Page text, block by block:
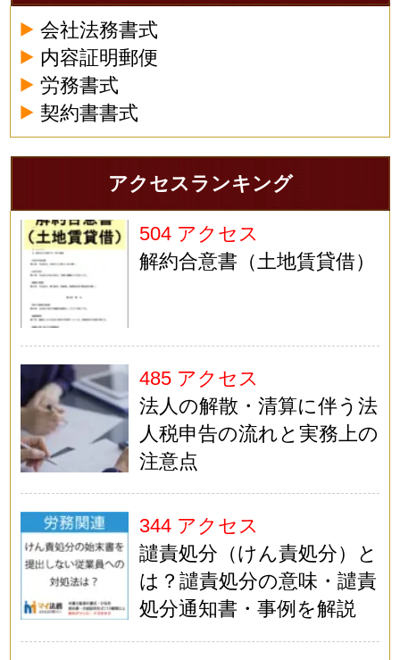
会社法務書式
内容証明郵便
労務書式
契約書書式
アクセスランキング
504 アクセス
解約合意書（土地賃貸借）
485 アクセス
法人の解散・清算に伴う法
人税申告の流れと実務上の
注意点
344 アクセス
譴責処分（けん責処分）と
は？譴責処分の意味・譴責
処分通知書・事例を解説